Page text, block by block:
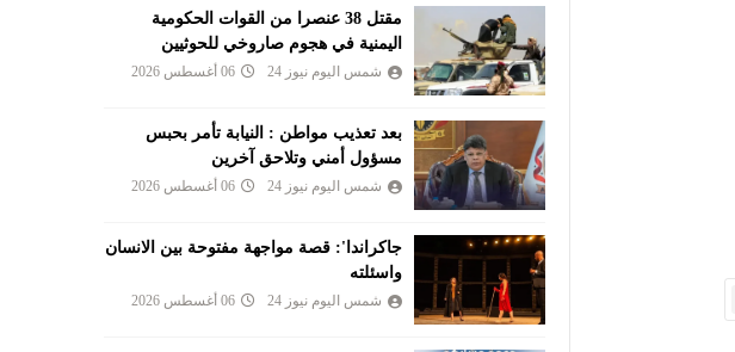
مقتل 38 عنصرا من القوات الحكومية
اليمنية في هجوم صاروخي للحوثيين
شمس اليوم نيوز 24 06 أغسطس 2026
بعد تعذيب مواطن : النيابة تأمر بحبس
مسؤول أمني وتلاحق آخرين
شمس اليوم نيوز 24 06 أغسطس 2026
جاكراندا': قصة مواجهة مفتوحة بين الانسان
واسئلته
شمس اليوم نيوز 24 06 أغسطس 2026